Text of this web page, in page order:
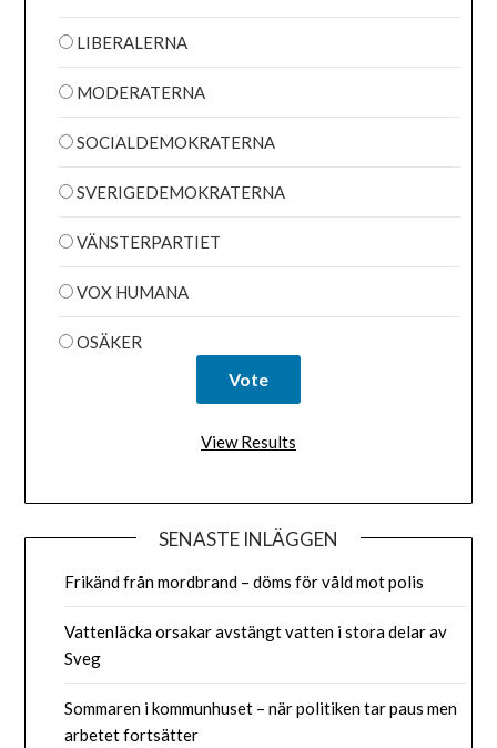
LIBERALERNA
MODERATERNA
SOCIALDEMOKRATERNA
SVERIGEDEMOKRATERNA
VÄNSTERPARTIET
VOX HUMANA
OSÄKER
View Results
SENASTE INLÄGGEN
Frikänd från mordbrand – döms för våld mot polis
Vattenläcka orsakar avstängt vatten i stora delar av
Sveg
Sommaren i kommunhuset – när politiken tar paus men
arbetet fortsätter